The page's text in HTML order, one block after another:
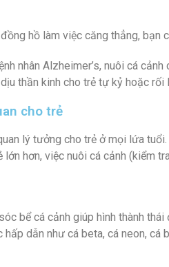
hồ làm việc căng thẳng, bạn
nhân Alzheimer’s, nuôi cá
thần kinh cho trẻ tự kỷ hoặc rối
cho trẻ
lý tưởng cho trẻ ở mọi lứa
hơn, việc nuôi cá cảnh (kiểm
bể cá cảnh giúp hình thành thái
dẫn như cá beta, cá neon, cá